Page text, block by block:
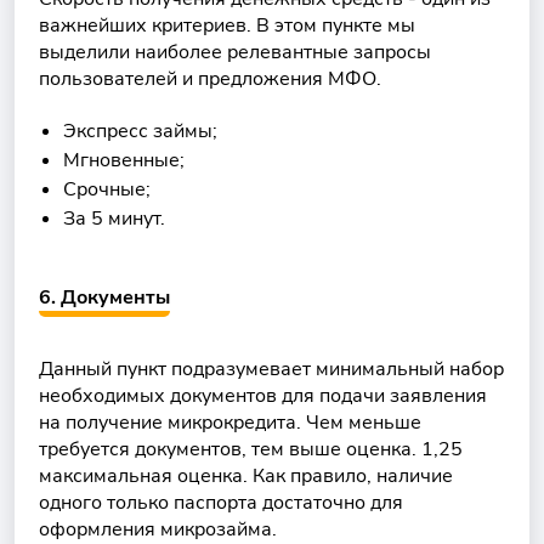
важнейших критериев. В этом пункте мы
выделили наиболее релевантные запросы
пользователей и предложения МФО.
Экспресс займы;
Мгновенные;
Срочные;
За 5 минут.
6. Документы
Данный пункт подразумевает минимальный набор
необходимых документов для подачи заявления
на получение микрокредита. Чем меньше
требуется документов, тем выше оценка. 1,25
максимальная оценка. Как правило, наличие
одного только паспорта достаточно для
оформления микрозайма.